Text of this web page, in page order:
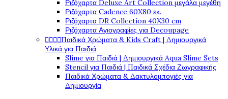
Ριζόχαρτα Deluxe Art Collection μεγάλα μεγέθη
Ριζόχαρτα Cadence 60X80 εκ.
Ριζόχαρτα DR Collection 40X30 cm
Ριζόχαρτα Αγιογραφίες για Decoupage
Παιδικά Χρώματα & Kids Craft | Δημιουργικά
Υλικά για Παιδιά
Slime για Παιδιά | Δημιουργικά Aqua Slime Sets
Stencil για Παιδιά | Παιδικά Σχέδια Ζωγραφικής
Παιδικά Χρώματα & Δακτυλομπογιές για
Δημιουργία